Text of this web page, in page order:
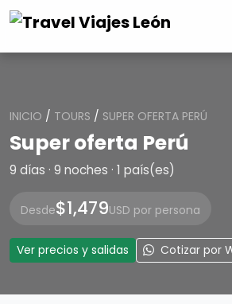
INICIO / TOURS / SUPER OFERTA PERÚ
Super oferta Perú
9 días · 9 noches · 1 país(es)
Desde$1,479USD por persona
Ver precios y salidas Cotizar por